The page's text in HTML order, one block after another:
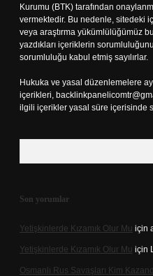
Kurumu (BTK) tarafından
vermektedir. Bu nedenle, sitedeki
veya araştırma yükümlülüğümüz
yazdıkları içeriklerin
sorumluluğu kabul etmiş sayılırlar.
Hukuka ve yasal düzenlemelere
içerikleri,
ilgili içerikler yasal süre içerisinde
Son yorumlar
Yetişkinlerde Kızamık Olur Mu için
Yetişkinlerde Kızamık Olur Mu için
Osmanlı Rus Savaşları Kim